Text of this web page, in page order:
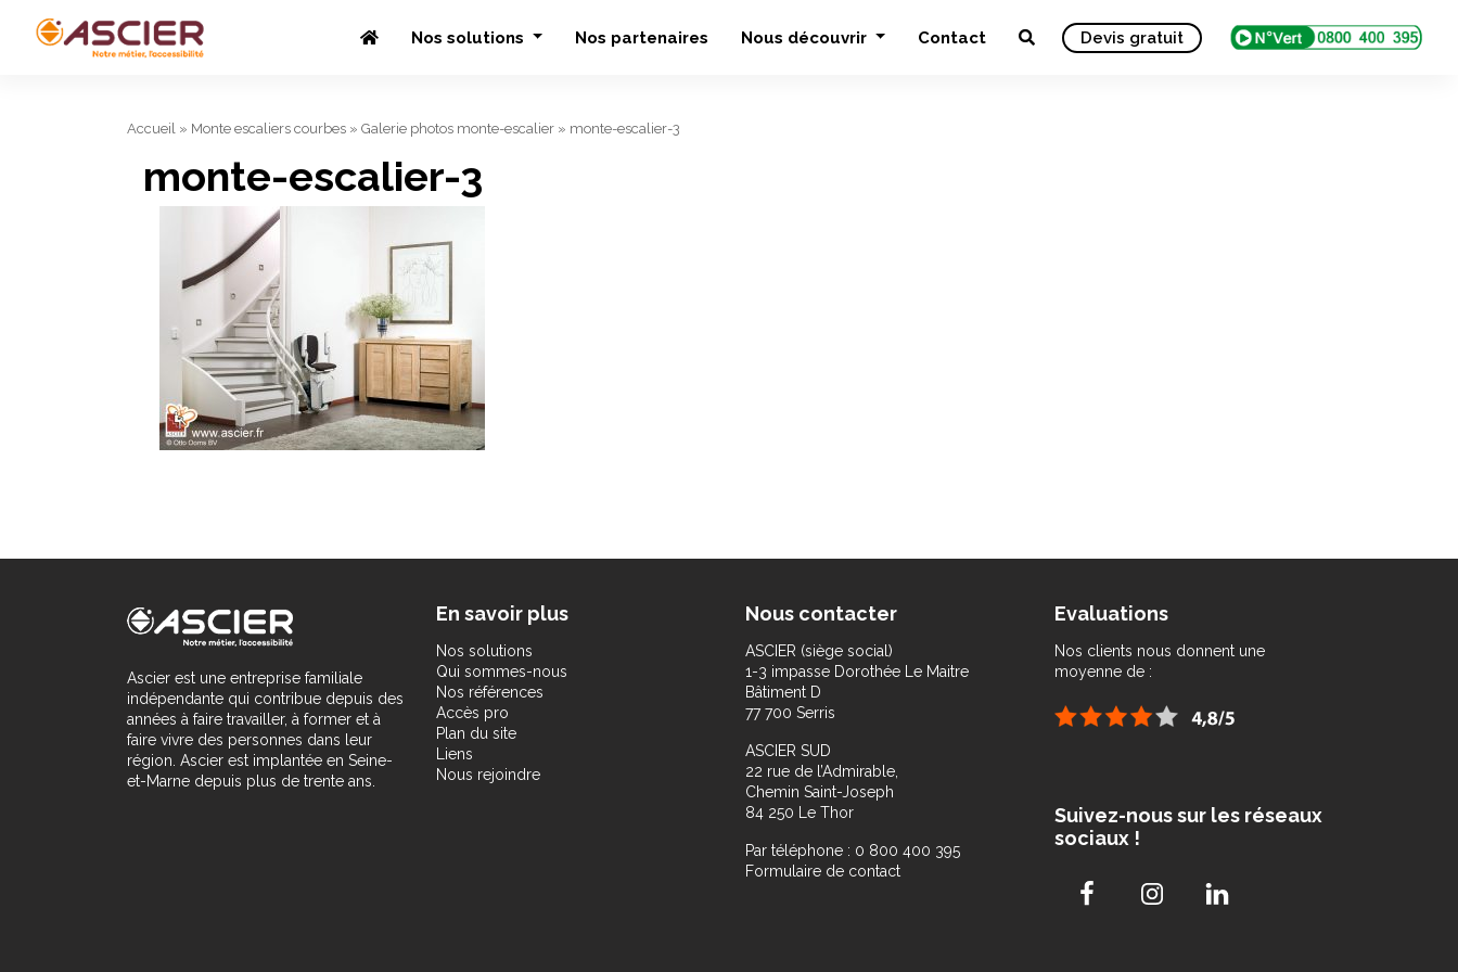
Nos solutions Nos partenaires Nous découvrir Contact Devis gratuit
Accueil » Monte escaliers courbes » Galerie photos monte-escalier » monte-escalier-3
monte-escalier-3
Ascier est une entreprise familiale
indépendante qui contribue depuis des
années à faire travailler, à former et à
faire vivre des personnes dans leur
région. Ascier est implantée en Seine-
et-Marne depuis plus de trente ans.
En savoir plus
Nos solutions
Qui sommes-nous
Nos références
Accès pro
Plan du site
Liens
Nous rejoindre
Nous contacter
ASCIER (siège social)
1-3 impasse Dorothée Le Maitre
Bâtiment D
77 700 Serris
ASCIER SUD
22 rue de l’Admirable,
Chemin Saint-Joseph
84 250 Le Thor
Par téléphone : 0 800 400 395
Formulaire de contact
Evaluations
Nos clients nous donnent une
moyenne de :
Suivez-nous sur les réseaux
sociaux !